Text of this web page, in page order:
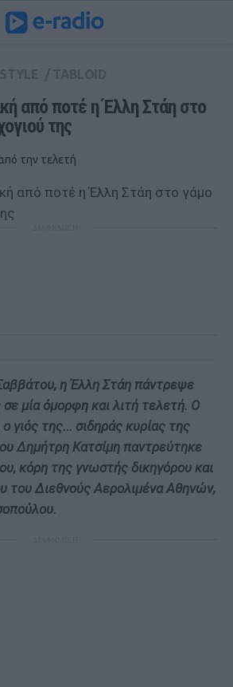
από ποτέ η Έλλη Στάη στο
της
την τελετή
η Έλλη Στάη πάντρεψε
σε μία όμορφη και λιτή τελετή. Ο
γιός της... σιδηράς κυρίας της
Δημήτρη Κατσίμη παντρεύτηκε
κόρη της γνωστής δικηγόρου και
του Διεθνούς Αερολιμένα Αθηνών,